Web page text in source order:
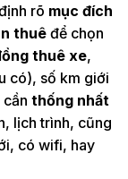
rõ mục đích
thuê để chọn
thuê xe,
có), số km giới
thống nhất
lịch trình, cũng
có wifi, hay